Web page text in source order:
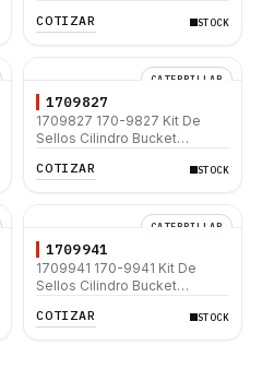
COTIZAR STOCK
CATERPILLAR
1709827
1709827 170-9827 Kit De
Sellos Cilindro Bucket
315D L
COTIZAR STOCK
CATERPILLAR
1709941
1709941 170-9941 Kit De
Sellos Cilindro Bucket
COTIZAR STOCK